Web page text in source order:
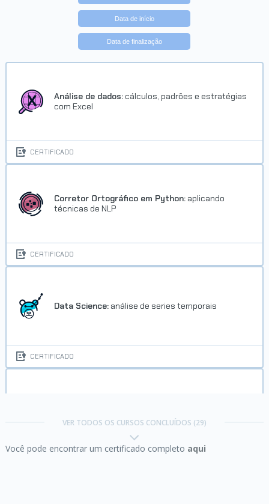
Data de início
Data de finalização
Análise de dados: cálculos, padrões e estratégias
com Excel
CERTIFICADO
Corretor Ortográfico em Python: aplicando
técnicas de NLP
CERTIFICADO
Data Science: análise de series temporais
CERTIFICADO
VER TODOS OS CURSOS CONCLUÍDOS (29)
Você pode encontrar um certificado completo aqui